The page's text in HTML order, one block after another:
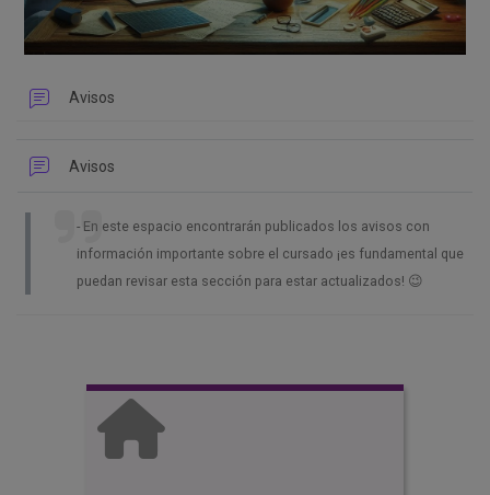
Avisos
Avisos
En este espacio encontrarán publicados los avisos con
información importante sobre el cursado ¡es fundamental que
puedan revisar esta sección para estar actualizados! 😉